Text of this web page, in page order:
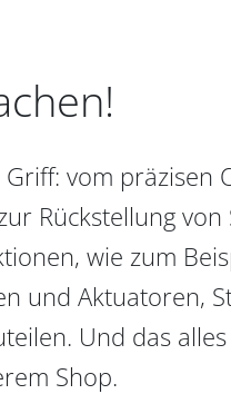
vom präzisen
Rückstellung von
wie zum
und Aktuatoren,
Und das
Shop.